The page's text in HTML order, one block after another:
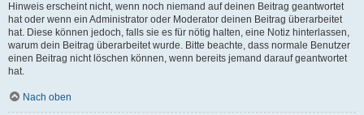
Hinweis erscheint nicht, wenn noch niemand auf deinen Beitrag geantwortet
hat oder wenn ein Administrator oder Moderator deinen Beitrag überarbeitet
hat. Diese können jedoch, falls sie es für nötig halten, eine Notiz hinterlassen,
warum dein Beitrag überarbeitet wurde. Bitte beachte, dass normale Benutzer
einen Beitrag nicht löschen können, wenn bereits jemand darauf geantwortet
hat.
Nach oben